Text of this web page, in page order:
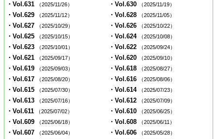
・Vol.631 （2025/11/26） ・Vol.630 （2025/11/19）
・Vol.629 （2025/11/12） ・Vol.628 （2025/11/05）
・Vol.627 （2025/10/29） ・Vol.626 （2025/10/22）
・Vol.625 （2025/10/15） ・Vol.624 （2025/10/08）
・Vol.623 （2025/10/01） ・Vol.622 （2025/09/24）
・Vol.621 （2025/09/17） ・Vol.620 （2025/09/10）
・Vol.619 （2025/09/03） ・Vol.618 （2025/08/27）
・Vol.617 （2025/08/20） ・Vol.616 （2025/08/06）
・Vol.615 （2025/07/30） ・Vol.614 （2025/07/23）
・Vol.613 （2025/07/16） ・Vol.612 （2025/07/09）
・Vol.611 （2025/07/02） ・Vol.610 （2025/06/25）
・Vol.609 （2025/06/18） ・Vol.608 （2025/06/11）
・Vol.607 （2025/06/04） ・Vol.606 （2025/05/28）